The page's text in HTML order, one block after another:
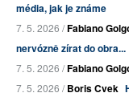
média, jak je známe
7. 5. 2026 /Fabiano
nervózně zírat do obra...
7. 5. 2026 /Fabiano
7. 5. 2026 /Boris Cvek